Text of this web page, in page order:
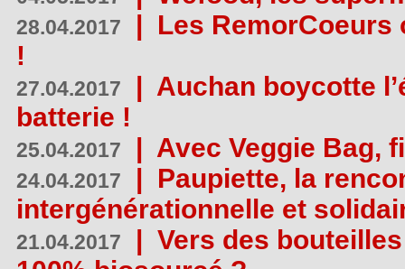
28.04.2017 | Les RemorCoeurs
!
27.04.2017 | Auchan boycotte
batterie !
25.04.2017 | Avec Veggie Bag,
24.04.2017 | Paupiette, la
intergénérationnelle et
21.04.2017 | Vers des